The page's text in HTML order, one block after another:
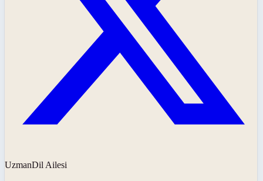
UzmanDil Ailesi